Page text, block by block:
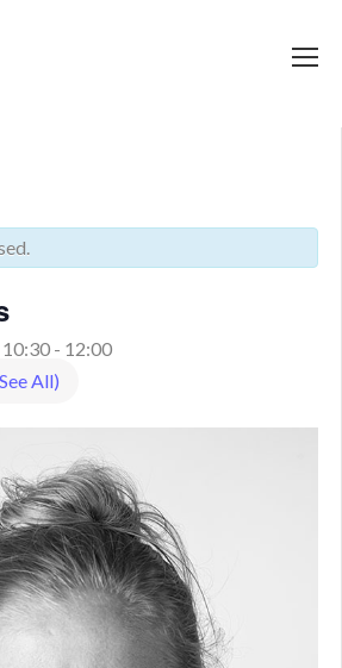
- 12:00
All)